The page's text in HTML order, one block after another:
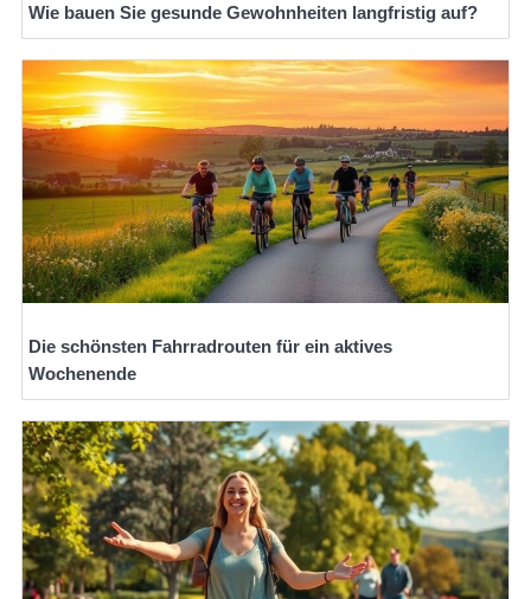
Wie bauen Sie gesunde Gewohnheiten langfristig auf?
Die schönsten Fahrradrouten für ein aktives
Wochenende